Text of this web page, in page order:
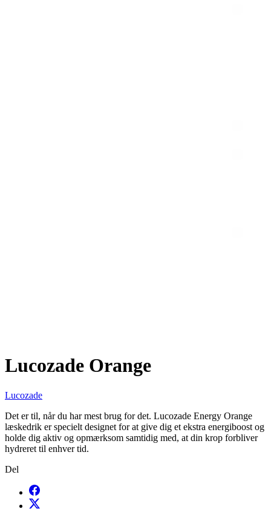
Lucozade Orange
Lucozade
Det er til, når du har mest brug for det. Lucozade Energy Orange
læskedrik er specielt designet for at give dig et ekstra energiboost og
holde dig aktiv og opmærksom samtidig med, at din krop forbliver
hydreret til enhver tid.
Del